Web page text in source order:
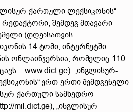
ქართული ლექსიკონის“
შემდეგ მთავარი
(დღეისათვის
14 ტომი; ინტერნეტში
ონლაინვერსია, რომელიც 110
– www.dict.ge). „ინგლისურ-
ერთ-ერთი შემდგენელი
ქართული სამხედრო
mil.dict.ge), „ინგლისურ-